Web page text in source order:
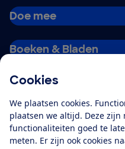
Cookies
We plaatsen cookies.
plaatsen we altijd. Deze
functionaliteiten goed te
meten. Er zijn ook cookies
Doe mee
Boeken & Bladen
Alles over